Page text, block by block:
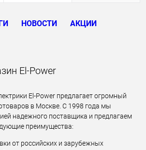
НОВОСТИ АКЦИИ
El-Power
El-Power предлагает огромный
в Москве. С 1998 года мы
надежного поставщика и предлагаем
преимущества:
от российских и зарубежных